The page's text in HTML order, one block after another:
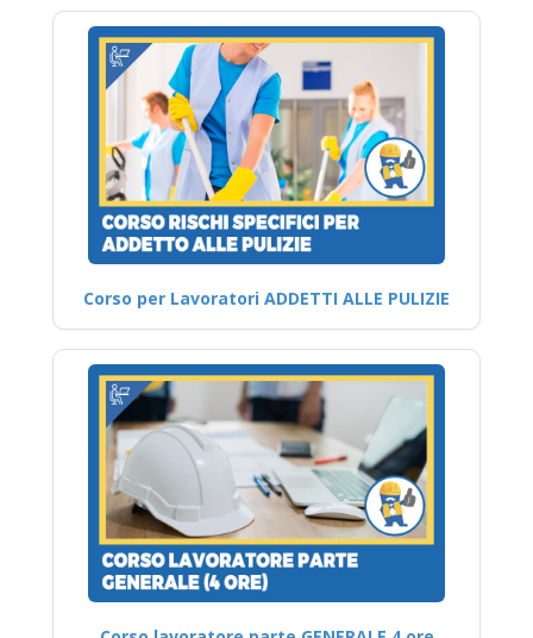
Corso per Lavoratori ADDETTI ALLE PULIZIE